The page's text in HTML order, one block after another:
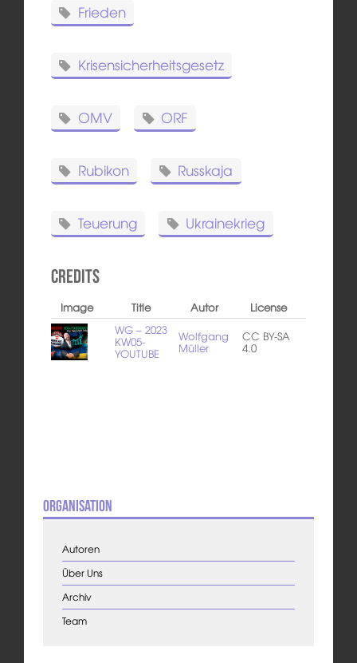
Frieden
Krisensicherheitsgesetz
OMV ORF
Rubikon Russkaja
Teuerung Ukrainekrieg
Credits
Image Title Autor
License
WG – 2023
KW05-
YOUTUBE
Wolfgang
Müller
CC BY-SA
4.0
Organisation
Autoren
Über Uns
Archiv
Team